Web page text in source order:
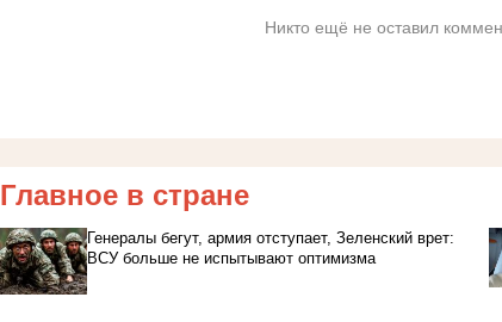
Никто ещё не оставил
Главное в стране
Генералы бегут, армия отступает, Зеленский врет:
ВСУ больше не испытывают оптимизма